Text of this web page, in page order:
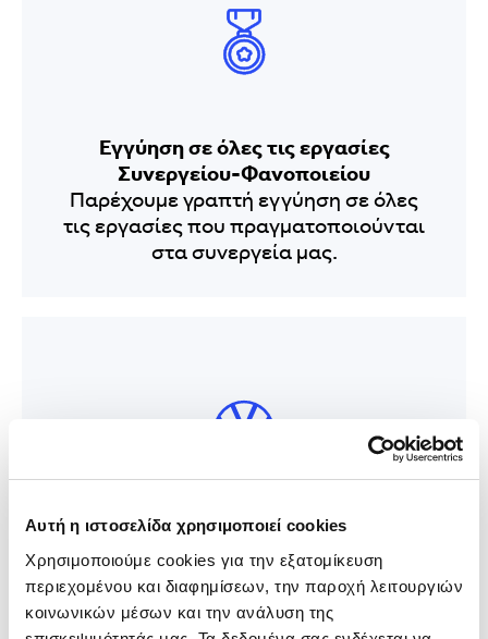
Αυτή η ιστοσελίδα χρησιμοποιεί cookies
Χρησιμοποιούμε cookies για την εξατομίκευση
περιεχομένου και διαφημίσεων, την παροχή λειτουργιών
κοινωνικών μέσων και την ανάλυση της
Εγγύηση σε όλες τις εργασίες
Συνεργείου-Φανοποιείου
Παρέχουμε γραπτή εγγύηση σε όλες
τις εργασίες που πραγματοποιούνται
στα συνεργεία μας.
Εξειδικευμένο συνεργείο Volkswagen
Group
Διαθέτουμε εξειδικευμένο τμήμα
Service του ομίλου Volkswagen στη